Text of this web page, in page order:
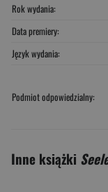
Rok wydania:
Data premiery:
Język wydania:
Podmiot odpowiedzialny:
Inne książki